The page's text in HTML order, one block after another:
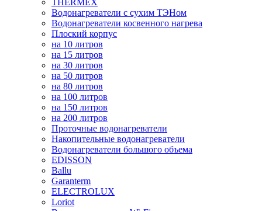
Водонагреватели с сухим ТЭНом
Водонагреватели косвенного нагрева
Плоский корпус
на 10 литров
на 15 литров
на 30 литров
на 50 литров
на 80 литров
на 100 литров
на 150 литров
на 200 литров
Проточные водонагреватели
Накопительные водонагреватели
Водонагреватели большого объема
EDISSON
Ballu
Garanterm
ELECTROLUX
Loriot